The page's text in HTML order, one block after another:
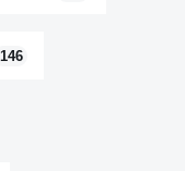
146